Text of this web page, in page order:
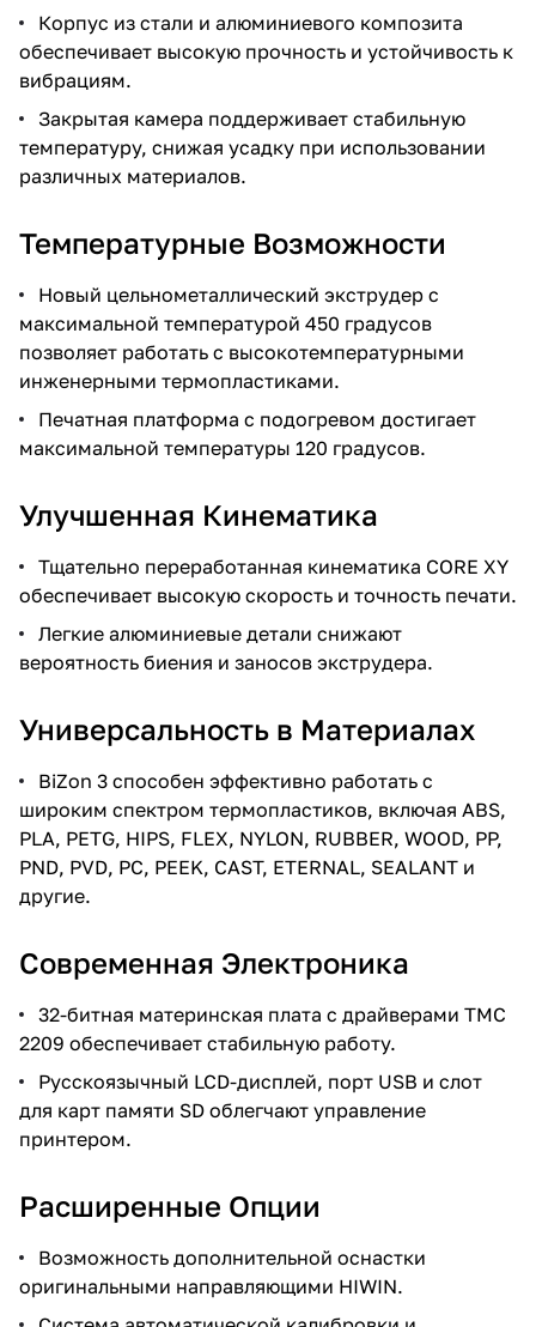
Корпус из стали и алюминиевого композита
обеспечивает высокую прочность и устойчивость к
вибрациям.
Закрытая камера поддерживает стабильную
температуру, снижая усадку при использовании
различных материалов.
Температурные Возможности
Новый цельнометаллический экструдер с
максимальной температурой 450 градусов
позволяет работать с высокотемпературными
инженерными термопластиками.
Печатная платформа с подогревом достигает
максимальной температуры 120 градусов.
Улучшенная Кинематика
Тщательно переработанная кинематика CORE XY
обеспечивает высокую скорость и точность печати.
Легкие алюминиевые детали снижают
вероятность биения и заносов экструдера.
Универсальность в Материалах
BiZon 3 способен эффективно работать с
широким спектром термопластиков, включая ABS,
PLA, PETG, HIPS, FLEX, NYLON, RUBBER, WOOD, PP,
PND, PVD, PC, PEEK, CAST, ETERNAL, SEALANT и
другие.
Современная Электроника
32-битная материнская плата с драйверами TMC
2209 обеспечивает стабильную работу.
Русскоязычный LCD-дисплей, порт USB и слот
для карт памяти SD облегчают управление
принтером.
Расширенные Опции
Возможность дополнительной оснастки
оригинальными направляющими HIWIN.